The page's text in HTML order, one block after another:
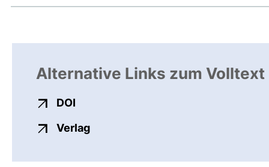
Alternative Links zum Volltext
DOI
Verlagexterner Link, öffnet neues